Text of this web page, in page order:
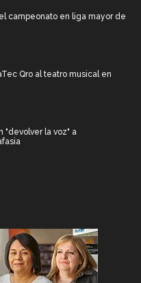
campeonato en liga mayor de
Qro al teatro musical en
"devolver la voz" a